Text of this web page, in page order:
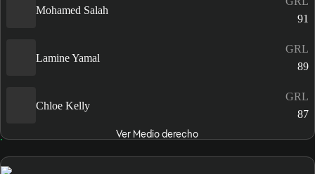
Mohamed Salah
91
Lamine Yamal
GRL
89
Chloe Kelly
GRL
87
Ver Medio derecho